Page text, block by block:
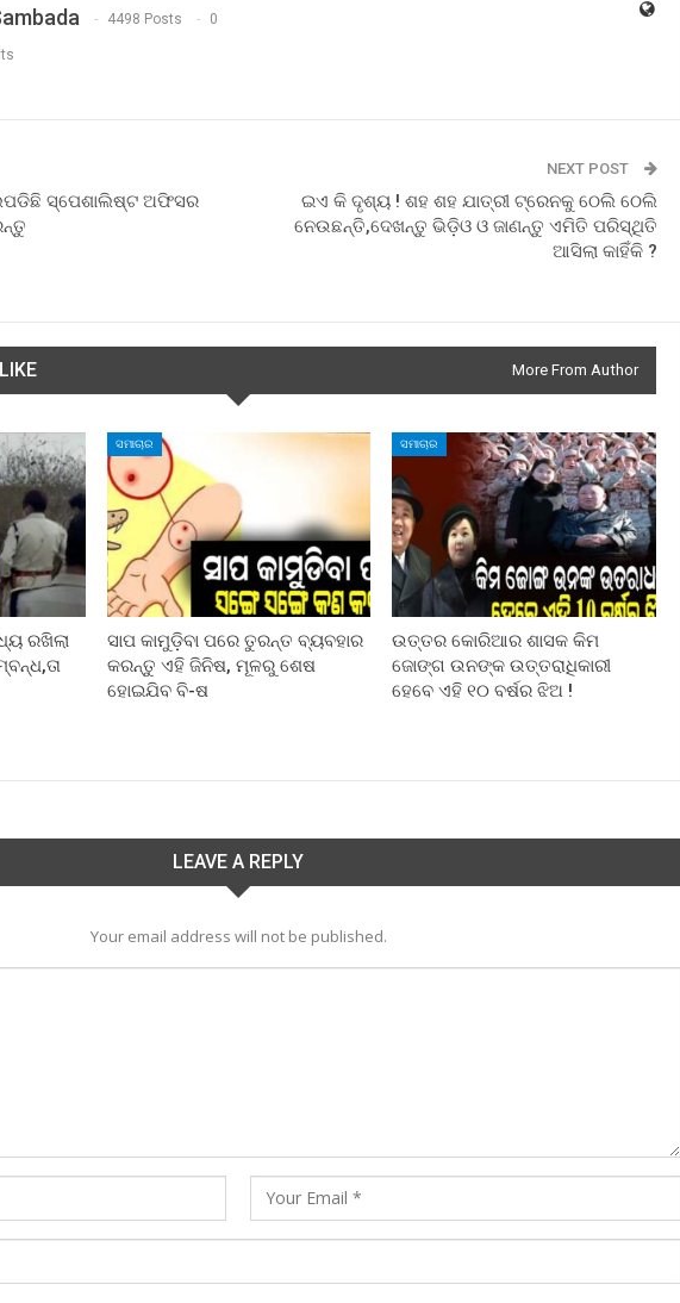
4498 Posts 0
ସ୍ପେଶାଲିଷ୍ଟ ଅଫିସର
NEXT POST
ଇଏ କି ଦୃଶ୍ୟ ! ଶହ ଶହ ଯାତ୍ରୀ ଟ୍ରେନକୁ ଠେଲି ଠେଲି
ନେଉଛନ୍ତି,ଦେଖନ୍ତୁ ଭିଡ଼ିଓ ଓ ଜାଣନ୍ତୁ ଏମିତି ପରିସ୍ଥିତି
ଆସିଲା କାହିଁକି ?
More From Author
ରଖିଲା
ସମାଚାର
ସାପ କାମୁଡ଼ିବା ପରେ ତୁରନ୍ତ ବ୍ୟବହାର
କରନ୍ତୁ ଏହି ଜିନିଷ, ମୂଳରୁ ଶେଷ
ହୋଇଯିବ ବି-ଷ
ସମାଚାର
ଉତ୍ତର କୋରିଆର ଶାସକ କିମ
ଜୋଙ୍ଗ ଉନଙ୍କ ଉତ୍ତରାଧିକାରୀ
ହେବେ ଏହି ୧୦ ବର୍ଷର ଝିଅ !
LEAVE A REPLY
Your email address will not be published.